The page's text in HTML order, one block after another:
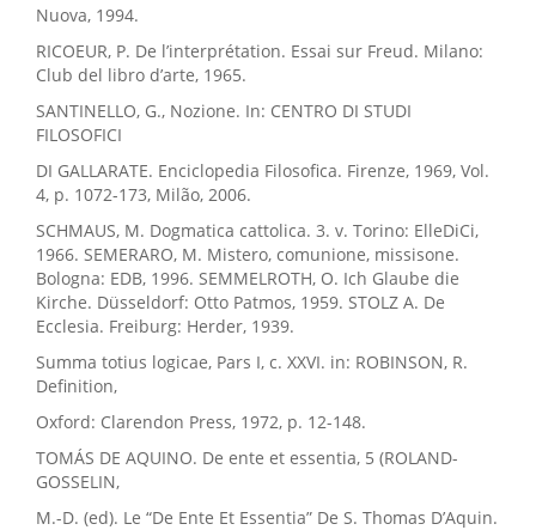
Nuova, 1994.
RICOEUR, P. De l’interprétation. Essai sur Freud. Milano:
Club del libro d’arte, 1965.
SANTINELLO, G., Nozione. In: CENTRO DI STUDI
FILOSOFICI
DI GALLARATE. Enciclopedia Filosofica. Firenze, 1969, Vol.
4, p. 1072-173, Milão, 2006.
SCHMAUS, M. Dogmatica cattolica. 3. v. Torino: ElleDiCi,
1966. SEMERARO, M. Mistero, comunione, missisone.
Bologna: EDB, 1996. SEMMELROTH, O. Ich Glaube die
Kirche. Düsseldorf: Otto Patmos, 1959. STOLZ A. De
Ecclesia. Freiburg: Herder, 1939.
Summa totius logicae, Pars I, c. XXVI. in: ROBINSON, R.
Definition,
Oxford: Clarendon Press, 1972, p. 12-148.
TOMÁS DE AQUINO. De ente et essentia, 5 (ROLAND-
GOSSELIN,
M.-D. (ed). Le “De Ente Et Essentia” De S. Thomas D’Aquin.